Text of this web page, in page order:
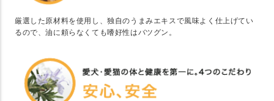
厳選した原材料を使用し、独自のうまみエキスで風味よく仕上げてい
るので、油に頼らなくても嗜好性はバツグン。